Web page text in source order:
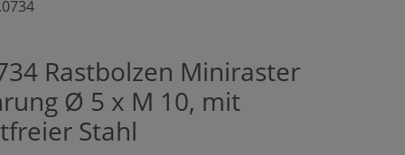
Rastbolzen Miniraster
Ø 5 x M 10, mit
Stahl